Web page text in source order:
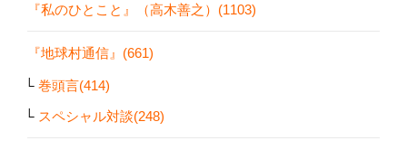
『私のひとこと』（高木善之）(1103)
『地球村通信』(661)
巻頭言(414)
スペシャル対談(248)